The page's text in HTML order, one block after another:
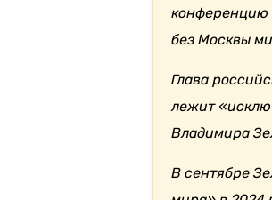
конференцию
без Москвы
Глава
лежит
Владимира
В сентябре